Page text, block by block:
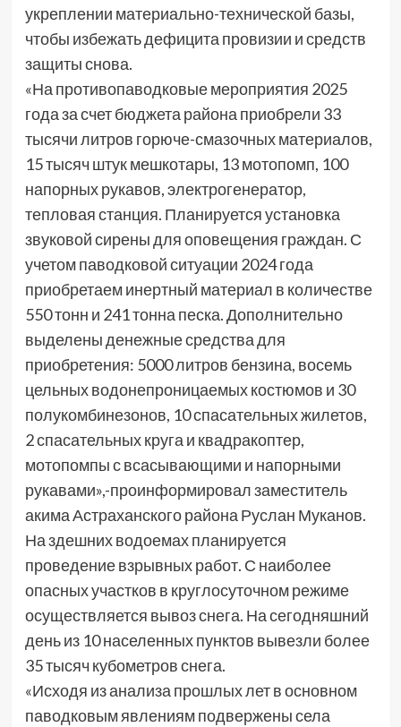
укреплении материально-технической базы,
чтобы избежать дефицита провизии и средств
защиты снова.
«На противопаводковые мероприятия 2025
года за счет бюджета района приобрели 33
тысячи литров горюче-смазочных материалов,
15 тысяч штук мешкотары, 13 мотопомп, 100
напорных рукавов, электрогенератор,
тепловая станция. Планируется установка
звуковой сирены для оповещения граждан. С
учетом паводковой ситуации 2024 года
приобретаем инертный материал в количестве
550 тонн и 241 тонна песка. Дополнительно
выделены денежные средства для
приобретения: 5000 литров бензина, восемь
цельных водонепроницаемых костюмов и 30
полукомбинезонов, 10 спасательных жилетов,
2 спасательных круга и квадракоптер,
мотопомпы с всасывающими и напорными
рукавами»,-проинформировал заместитель
акима Астраханского района Руслан Муканов.
На здешних водоемах планируется
проведение взрывных работ. С наиболее
опасных участков в круглосуточном режиме
осуществляется вывоз снега. На сегодняшний
день из 10 населенных пунктов вывезли более
35 тысяч кубометров снега.
«Исходя из анализа прошлых лет в основном
паводковым явлениям подвержены села